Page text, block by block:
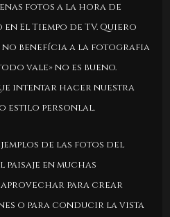
fotos a la hora de
El Tiempo de TV. Quiero
no benefícia a la fotografia
vale» no es bueno.
intentar hacer nuestra
estilo personlal.
de las fotos del
en muchas
aprovechar para crear
o para conducir la vista